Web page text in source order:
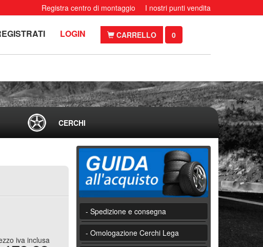
Registra centro di montaggio I nostri punti vendita
LOGIN CARRELLO 0
CERCHI
iva inclusa
- Spedizione e consegna
- Omologazione Cerchi Lega